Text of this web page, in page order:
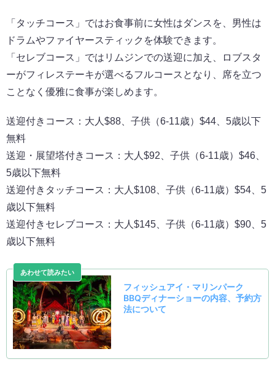
「タッチコース」ではお食事前に女性はダンスを、男性は
ドラムやファイヤースティックを体験できます。
「セレブコース」ではリムジンでの送迎に加え、ロブスタ
ーがフィレステーキが選べるフルコースとなり、席を立つ
ことなく優雅に食事が楽しめます。
送迎付きコース：大人$88、子供（6-11歳）$44、5歳以下
無料
送迎・展望塔付きコース：大人$92、子供（6-11歳）$46、
5歳以下無料
送迎付きタッチコース：大人$108、子供（6-11歳）$54、5
歳以下無料
送迎付きセレブコース：大人$145、子供（6-11歳）$90、5
歳以下無料